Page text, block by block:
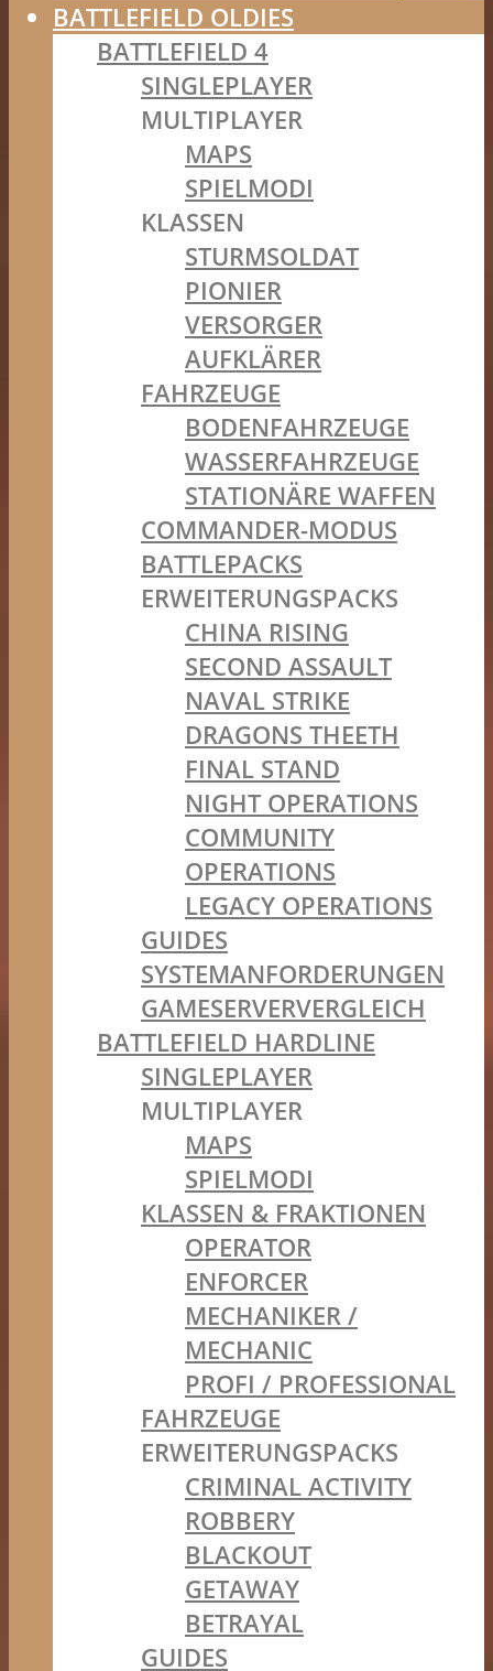
BATTLEFIELD OLDIES
BATTLEFIELD 4
SINGLEPLAYER
MULTIPLAYER
MAPS
SPIELMODI
KLASSEN
STURMSOLDAT
PIONIER
VERSORGER
AUFKLÄRER
FAHRZEUGE
BODENFAHRZEUGE
WASSERFAHRZEUGE
STATIONÄRE WAFFEN
COMMANDER-MODUS
BATTLEPACKS
ERWEITERUNGSPACKS
CHINA RISING
SECOND ASSAULT
NAVAL STRIKE
DRAGONS THEETH
FINAL STAND
NIGHT OPERATIONS
COMMUNITY
OPERATIONS
LEGACY OPERATIONS
GUIDES
SYSTEMANFORDERUNGEN
GAMESERVERVERGLEICH
BATTLEFIELD HARDLINE
SINGLEPLAYER
MULTIPLAYER
MAPS
SPIELMODI
KLASSEN & FRAKTIONEN
OPERATOR
ENFORCER
MECHANIKER /
MECHANIC
PROFI / PROFESSIONAL
FAHRZEUGE
ERWEITERUNGSPACKS
CRIMINAL ACTIVITY
ROBBERY
BLACKOUT
GETAWAY
BETRAYAL
GUIDES